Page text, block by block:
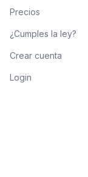
Precios
¿Cumples la ley?
Crear cuenta
Login